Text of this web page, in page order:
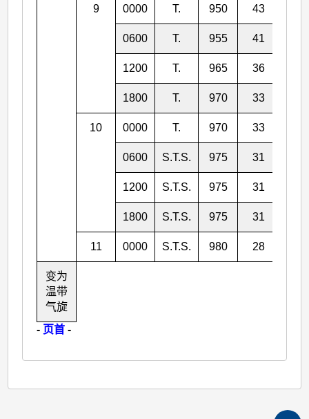
9 0000 T. 950 43
0600 T. 955 41
1200 T. 965 36
1800 T. 970 33
10 0000 T. 970 33
0600 S.T.S. 975 31
1200 S.T.S. 975 31
1800 S.T.S. 975 31
11 0000 S.T.S. 980 28
变为
温带
气旋
- 页首 -